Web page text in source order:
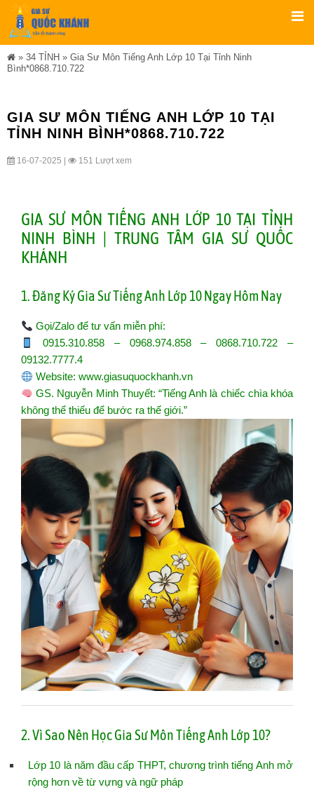
» 34 TỈNH » Gia Sư Môn Tiếng Anh Lớp 10 Tại Tỉnh Ninh
Bình*0868.710.722
GIA SƯ MÔN TIẾNG ANH LỚP 10 TẠI
TỈNH NINH BÌNH*0868.710.722
16-07-2025 | 151 Lượt xem
GIA SƯ MÔN TIẾNG ANH LỚP 10 TẠI TỈNH
NINH BÌNH | TRUNG TÂM GIA SƯ QUỐC
KHÁNH
1. Đăng Ký Gia Sư Tiếng Anh Lớp 10 Ngay Hôm Nay
Gọi/Zalo để tư vấn miễn phí:
0915.310.858 – 0968.974.858 – 0868.710.722 –
09132.7777.4
Website:www.giasuquockhanh.vn
GS. Nguyễn Minh Thuyết: “Tiếng Anh là chiếc chìa khóa
không thể thiếu để bước ra thế giới.”
2. Vì Sao Nên Học Gia Sư Môn Tiếng Anh Lớp 10?
Lớp 10 là năm đầu cấp THPT, chương trình tiếng Anh mở
rộng hơn về từ vựng và ngữ pháp